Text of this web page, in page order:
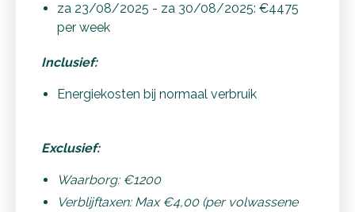
za 23/08/2025 - za 30/08/2025: €4475
per week
Inclusief:
Energiekosten bij normaal verbruik
Exclusief:
Waarborg: €1200
Verblijftaxen: Max €4,00 (per volwassene